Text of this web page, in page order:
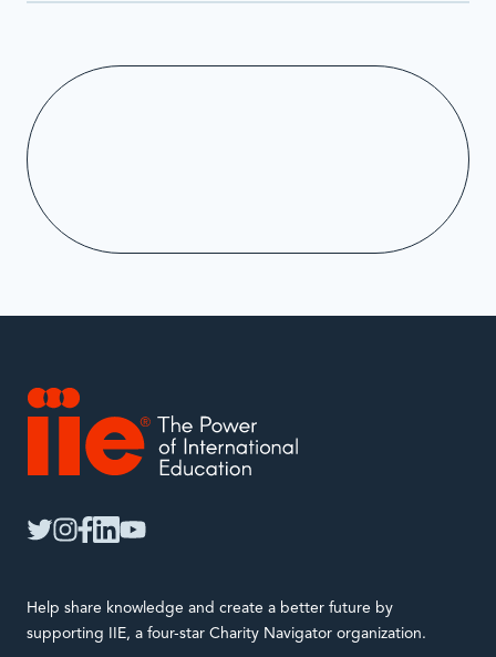
Help share knowledge and create a better future by
supporting IIE, a four-star Charity Navigator organization.